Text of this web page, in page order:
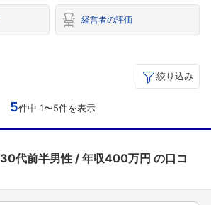
経営者の評価
絞り込み
5件中 1〜5件を表示
30代前半男性 年収400万円 の口コ